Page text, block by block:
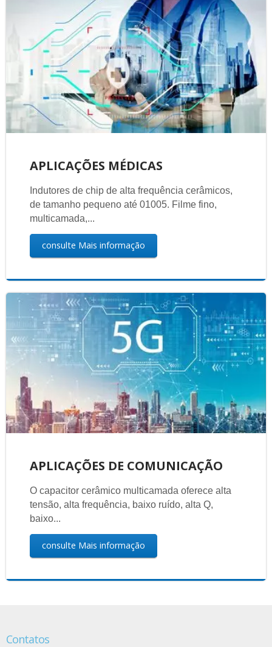
APLICAÇÕES MÉDICAS
Indutores de chip de alta frequência cerâmicos,
de tamanho pequeno até 01005. Filme fino,
multicamada,...
consulte Mais informação
APLICAÇÕES DE COMUNICAÇÃO
O capacitor cerâmico multicamada oferece alta
tensão, alta frequência, baixo ruído, alta Q,
baixo...
consulte Mais informação
Contatos